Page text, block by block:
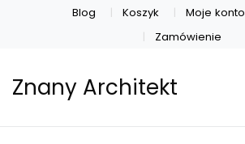
Blog Koszyk Moje konto
Zamówienie
Znany Architekt